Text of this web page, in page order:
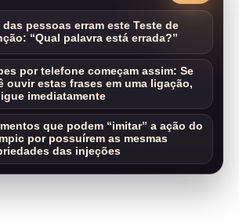
das pessoas erram este Teste de
“Qual palavra está errada?”
por telefone começam assim: Se
ouvir estas frases em uma ligação,
imediatamente
que podem “imitar” a ação do
por possuírem as mesmas
das injeções